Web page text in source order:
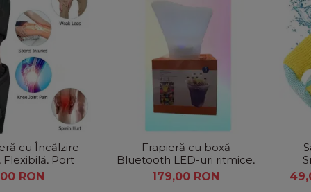
cu Încălzire
Flexibilă, Port
Neagră
RON
Frapieră cu boxă
Bluetooth LED-uri ritmice,
Capacitate 7L – Pentru
Șampanie și Vin
179,00 RON